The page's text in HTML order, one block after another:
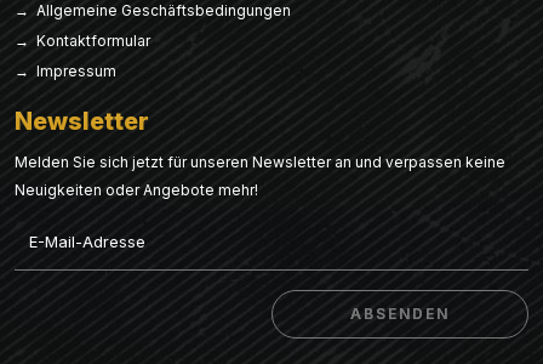
→ Allgemeine Geschäftsbedingungen
→ Kontaktformular
→ Impressum
Newsletter
Melden Sie sich jetzt für unseren Newsletter an und verpassen keine
Neuigkeiten oder Angebote mehr!
ABSENDEN
ABSENDEN